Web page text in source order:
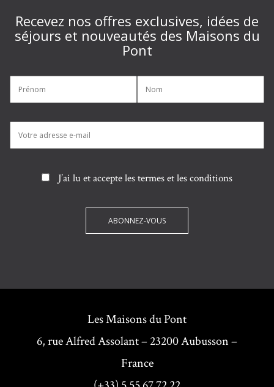
Recevez nos offres exclusives, idées de
séjours et nouveautés des Maisons du
Pont
J’ai lu et accepte les termes et les conditions
Les Maisons du Pont
6, rue Alfred Assolant – 23200 Aubusson –
France